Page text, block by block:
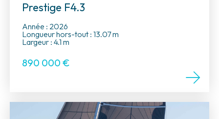
Prestige F4.3
Année : 2026
Longueur hors-tout : 13.07 m
Largeur : 4.1 m
890 000 €